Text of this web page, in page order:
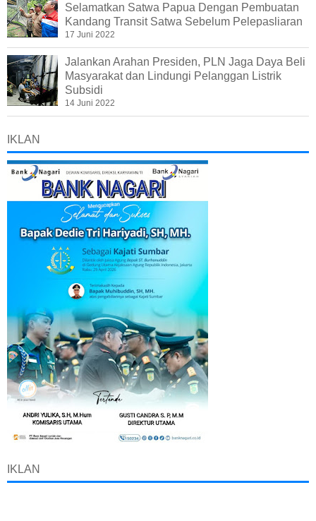
Selamatkan Satwa Papua Dengan Pembuatan
Kandang Transit Satwa Sebelum Pelepasliaran
17 Juni 2022
Jalankan Arahan Presiden, PLN Jaga Daya Beli
Masyarakat dan Lindungi Pelanggan Listrik
Subsidi
14 Juni 2022
IKLAN
IKLAN